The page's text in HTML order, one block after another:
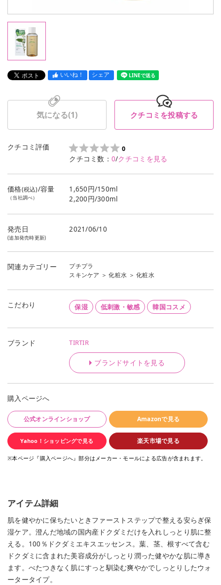
いいね！ シェア LINEで送る
気になる(1) クチコミを投稿する
クチコミ評価 0
クチコミ数： 0/クチコミを見る
価格(税込)/容量
（当社調べ）
1,650円/150ml
2,200円/300ml
発売日
(追加発売時更新)
2021/06/10
関連カテゴリー
プチプラ
スキンケア ＞化粧水 ＞化粧水
こだわり 保湿 低刺激・敏感 韓国コスメ
ブランド TIRTIR
ブランドサイトを見る
購入ページへ
公式オンラインショップ Amazonで見る
Yahoo！ショッピングで見る 楽天市場で見る
※本ページ『購入ページへ』部分はメーカー・モールによる広告が含まれます。
アイテム詳細
肌を健やかに保ちたいときファーストステップで整える安らぎ保
湿ケア。澄んだ地域の国内産ドクダミだけを入れしっとり肌に整
える。100％ドクダミエキスエッセンス。葉、茎、根すべて含む
ドクダミに含まれた美容成分がしっとり潤った健やかな肌に導き
ます。べたつきなく肌にすっと馴染む爽やかでしっとりしたウォ
ータータイプ。